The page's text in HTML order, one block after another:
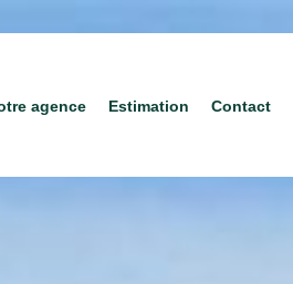
agence Estimation Contact